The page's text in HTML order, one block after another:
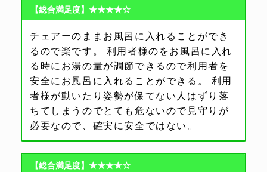
【総合満足度】★★★★☆
チェアーのままお風呂に入れることができ
るので楽です。 利用者様のをお風呂に入れ
る時にお湯の量が調節できるので利用者を
安全にお風呂に入れることができる。 利用
者様が動いたり姿勢が保てない人はずり落
ちてしまうのでとても危ないので見守りが
必要なので、確実に安全ではない。
【総合満足度】★★★★☆